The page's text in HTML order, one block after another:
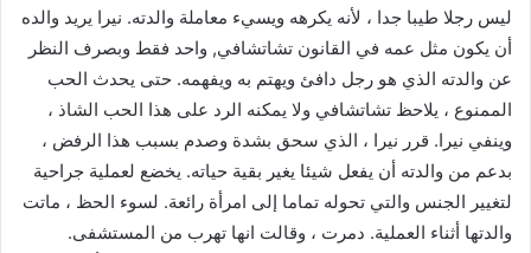
ليس رجلا طيبا جدا ، لأنه يكرهه ويسيء معاملة والدته. نيرا يريد والده
أن يكون مثل عمه في القانون تشاتشافي, واحد فقط وبصرف النظر
عن والدته الذي هو رجل دافئ ويهتم به ويفهمه. حتى يحدث الحب
الممنوع ، يلاحظ تشاتشافي ولا يمكنه الرد على هذا الحب الشاذ ،
وينفي نيرا. قرر نيرا ، الذي سحق بشدة وصدم بسبب هذا الرفض ،
بدعم من والدته أن يفعل شيئا يغير بقية حياته. يخضع لعملية جراحية
لتغيير الجنس والتي تحوله تماما إلى امرأة رائعة. لسوء الحظ ، ماتت
والدتها أثناء العملية. دمرت ، وقالت انها تهرب من المستشفى.